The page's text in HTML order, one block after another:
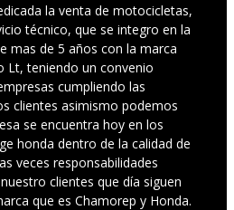
la venta de motocicletas,
técnico, que se integro en la
mas de 5 años con la marca
Lt, teniendo un convenio
cumpliendo las
clientes asimismo podemos
se encuentra hoy en los
honda dentro de la calidad de
veces responsabilidades
clientes que día siguen
que es Chamorep y Honda.